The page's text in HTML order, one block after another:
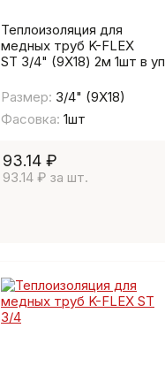
Теплоизоляция для
медных труб K-FLEX
ST 3/4" (9Х18) 2м 1шт в уп
Размер: 3/4" (9Х18)
Фасовка: 1шт
93.14 ₽
93.14 ₽ за шт.